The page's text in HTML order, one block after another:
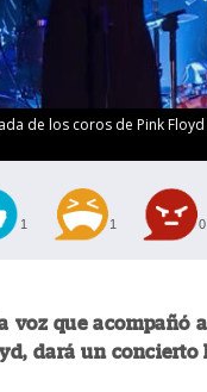
de los coros de Pink
1 1 0
voz que acompañó
dará un concierto